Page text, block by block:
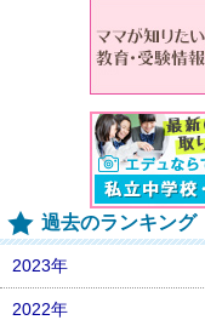
過去のランキング
2023年
2022年